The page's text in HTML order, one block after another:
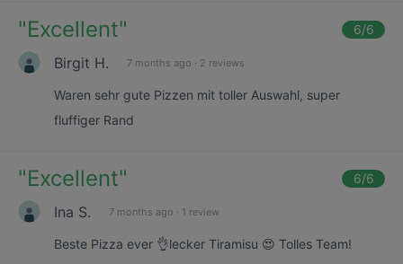
"Excellent" 6/6
Birgit H. 7 months ago · 2 reviews
Waren sehr gute Pizzen mit toller Auswahl, super
fluffiger Rand
"Excellent" 6/6
Ina S. 7 months ago · 1 review
Beste Pizza ever 👌lecker Tiramisu 😍 Tolles Team!